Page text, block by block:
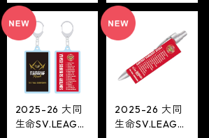
阪)
ーズ大阪)
2025-26 大同
生命SV.LEAGU
2025-26 大同
生命SV.LEAGU